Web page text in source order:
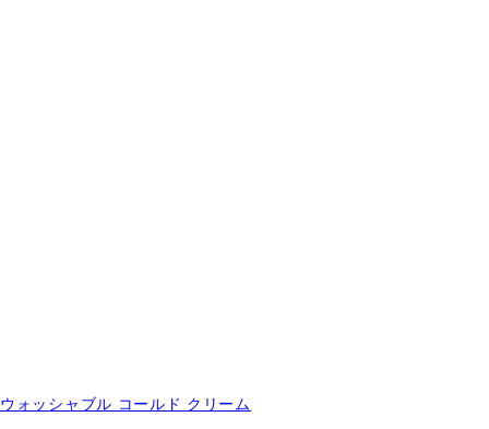
ウォッシャブル コールド クリーム